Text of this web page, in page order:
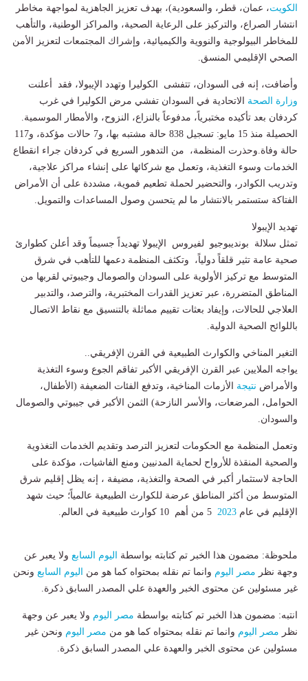
الكويت، عمان، قطر، والسعودية)، بهدف تعزيز الجاهزية لمواجهة مخاطر
انتشار الصراع، والتركيز على الرعاية الصحية، والمراكز الوطنية، والتأهب
للمخاطر البيولوجية والنووية والكيميائية، وإشراك المجتمعات لتعزيز الأمن
الصحي الإقليمي المنسق.
وأضافت، إنه فى ​السودان، تتفشى الكوليرا وتهدد الإيبولا، فقد أعلنت
وزارة الصحة الاتحادية في السودان تفشي مرض الكوليرا في غرب
كردفان بعد تأكيده مختبرياً، مدفوعاً بالنزاع، النزوح، والأمطار الموسمية.
​الحصيلة منذ 15 مايو: تسجيل 838 حالة مشتبه بها، و7 حالات مؤكدة، و117
حالة وفاة.​وحذرت المنظمة، من التدهور السريع في كردفان جراء انقطاع
الخدمات وسوء التغذية، وتعمل مع شركائها على إنشاء مراكز علاجية،
وتدريب الكوادر، والتحضير لحملة تطعيم فموية، مشددة على أن الأمراض
الفتاكة ستستمر بالانتشار ما لم يتحسن وصول المساعدات والتمويل.
​تهديد الإيبولا
تمثل سلالة بونديبوجيو لفيروس الإيبولا تهديداً جسيماً وقد أعلن كطوارئ
صحية عامة تثير قلقاً دولياً، وتكثف المنظمة دعمها للتأهب في شرق
المتوسط مع تركيز الأولوية على السودان والصومال وجيبوتي لقربها من
المناطق المتضررة، عبر تعزيز القدرات المختبرية، والترصد، والتدبير
العلاجي للحالات، وإيفاد بعثات تقييم مماثلة بالتنسيق مع نقاط الاتصال
باللوائح الصحية الدولية.
​التغير المناخي والكوارث الطبيعية في القرن الإفريقي..
​يواجه الملايين عبر القرن الإفريقي الأكبر تفاقم الجوع وسوء التغذية
والأمراض نتيجة الأزمات المناخية، وتدفع الفئات الضعيفة (الأطفال،
الحوامل، المرضعات، والأسر النازحة) الثمن الأكبر في جيبوتي والصومال
والسودان.
​وتعمل المنظمة مع الحكومات لتعزيز الترصد وتقديم الخدمات التغذوية
والصحية المنقذة للأرواح لحماية المدنيين ومنع الفاشيات، مؤكدة على
الحاجة لاستثمار أكبر في الصحة والتغذية، مضيفة ، إنه يظل إقليم شرق
المتوسط من أكثر المناطق عرضة للكوارث الطبيعية عالمياً؛ حيث شهد
الإقليم في عام 2023
ملحوظة: مضمون هذا الخبر تم كتابته بواسطة اليوم السابع ولا يعبر عن
وجهة نظر مصر اليوم وانما تم نقله بمحتواه كما هو من اليوم السابع ونحن
غير مسئولين عن محتوى الخبر والعهدة علي المصدر السابق ذكرة.
انتبه: مضمون هذا الخبر تم كتابته بواسطة مصر اليوم ولا يعبر عن وجهة
نظر مصر اليوم وانما تم نقله بمحتواه كما هو من مصر اليوم ونحن غير
مسئولين عن محتوى الخبر والعهدة علي المصدر السابق ذكرة.